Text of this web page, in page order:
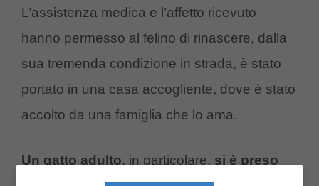
L’assistenza medica e l’affetto ricevuto
hanno permesso al felino di rinascere, dalla
sua tremenda condizione in strada, è stato
portato in una casa accogliente, dove è stato
accolto da una famiglia che lo ama.
Un gatto adulto, in particolare, si è preso